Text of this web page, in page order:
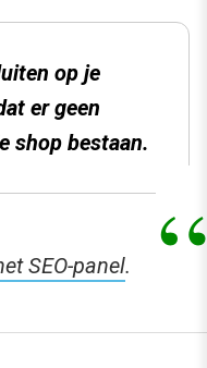
op je
er geen
shop bestaan.
SEO-panel.